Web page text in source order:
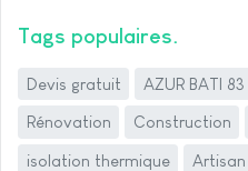
Tags populaires
Devis gratuit AZUR BATI 83
Rénovation Construction
isolation thermique Artisan